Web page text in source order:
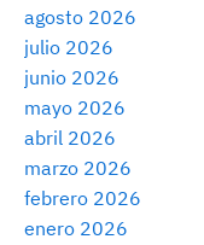
agosto 2026
julio 2026
junio 2026
mayo 2026
abril 2026
marzo 2026
febrero 2026
enero 2026